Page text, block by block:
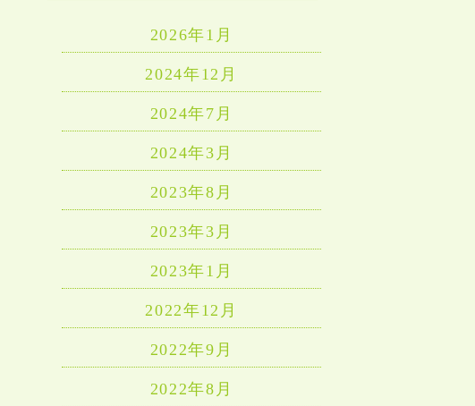
2026年1月
2024年12月
2024年7月
2024年3月
2023年8月
2023年3月
2023年1月
2022年12月
2022年9月
2022年8月